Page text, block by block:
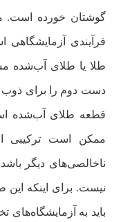
گوشتان خورده است.
فرآیندی
طلا یا طلای آب‌شده
دست دوم را برای ذوب
قطعه طلای آب‌شده
ناخالصی‌های دیگر
نیست. برای اینکه
باید به